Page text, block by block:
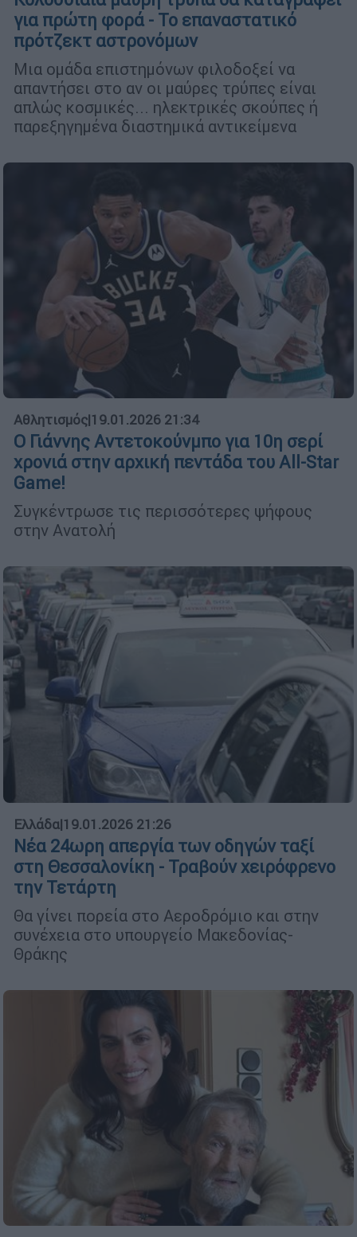
για πρώτη φορά - Το επαναστατικό
πρότζεκτ αστρονόμων
Μια ομάδα επιστημόνων φιλοδοξεί να
απαντήσει στο αν οι μαύρες τρύπες είναι
απλώς κοσμικές... ηλεκτρικές σκούπες ή
παρεξηγημένα διαστημικά αντικείμενα
Αθλητισμός|19.01.2026 21:34
Ο Γιάννης Αντετοκούνμπο για 10η σερί
χρονιά στην αρχική πεντάδα του All-Star
Game!
Συγκέντρωσε τις περισσότερες ψήφους
στην Ανατολή
Ελλάδα|19.01.2026 21:26
Νέα 24ωρη απεργία των οδηγών ταξί
στη Θεσσαλονίκη - Τραβούν χειρόφρενο
την Τετάρτη
Θα γίνει πορεία στο Αεροδρόμιο και στην
συνέχεια στο υπουργείο Μακεδονίας-
Θράκης